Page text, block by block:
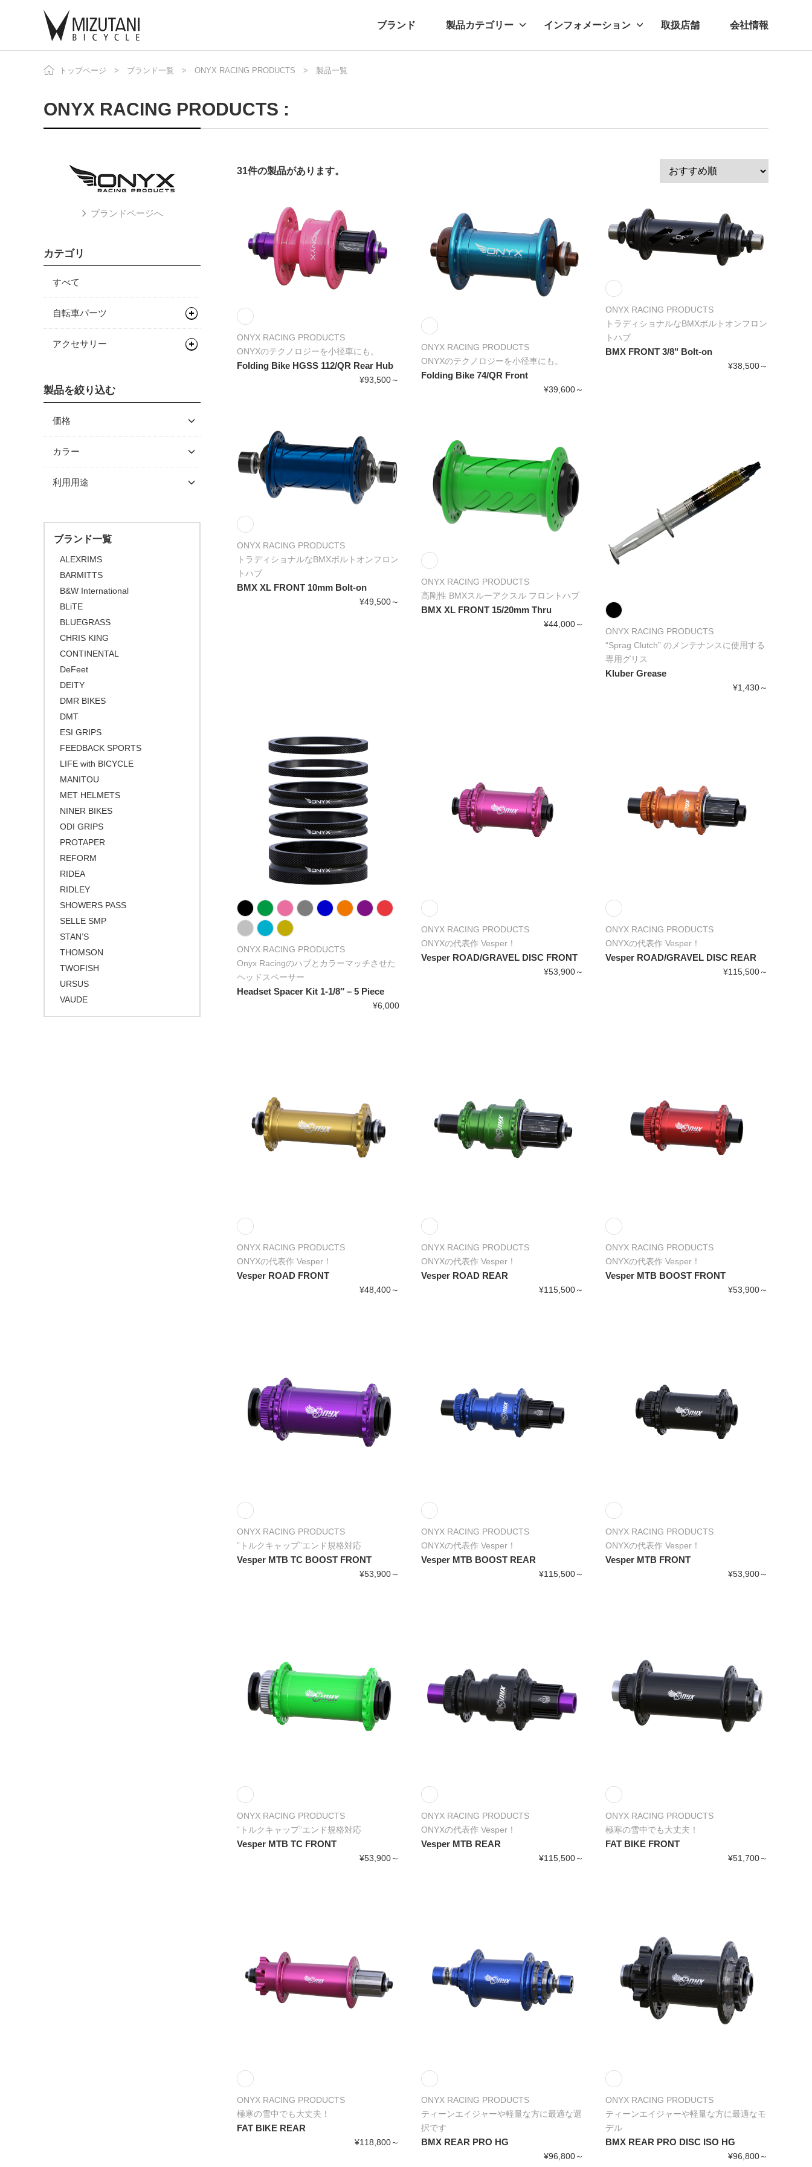
ブランド 製品カテゴリー
自転車 自転車パーツ
インフォメーション
ニュース プレスリリース
取扱店舗 会社情報
トップページ ブランド一覧 ONYX RACING PRODUCTS 製品一覧
ONYX RACING PRODUCTS :
31件の製品があります。
ONYX RACING PRODUCTS
ONYXのテクノロジーを小径車にも。
Folding Bike HGSS 112/QR Rear Hub
¥93,500～
ONYX RACING PRODUCTS
ONYXのテクノロジーを小径車にも。
Folding Bike 74/QR Front
¥39,600～
ONYX RACING PRODUCTS
トラディショナルなBMXボルトオンフロン
トハブ
BMX FRONT 3/8" Bolt-on
¥38,500～
ONYX RACING PRODUCTS
トラディショナルなBMXボルトオンフロン
トハブ
BMX XL FRONT 10mm Bolt-on
¥49,500～
ONYX RACING PRODUCTS
高剛性 BMXスルーアクスル フロントハブ
BMX XL FRONT 15/20mm Thru
¥44,000～
ONYX RACING PRODUCTS
“Sprag Clutch” のメンテナンスに使用する
専用グリス
Kluber Grease
¥1,430～
ONYX RACING PRODUCTS
Onyx Racingのハブとカラーマッチさせた
ヘッドスペーサー
Headset Spacer Kit 1-1/8″ – 5 Piece
¥6,000
ONYX RACING PRODUCTS
ONYXの代表作 Vesper！
Vesper ROAD/GRAVEL DISC FRONT
¥53,900～
ONYX RACING PRODUCTS
ONYXの代表作 Vesper！
Vesper ROAD/GRAVEL DISC REAR
¥115,500～
ONYX RACING PRODUCTS
ONYXの代表作 Vesper！
Vesper ROAD FRONT
¥48,400～
ONYX RACING PRODUCTS
ONYXの代表作 Vesper！
Vesper ROAD REAR
¥115,500～
ONYX RACING PRODUCTS
ONYXの代表作 Vesper！
Vesper MTB BOOST FRONT
¥53,900～
ONYX RACING PRODUCTS
”トルクキャップ”エンド規格対応
Vesper MTB TC BOOST FRONT
¥53,900～
ONYX RACING PRODUCTS
ONYXの代表作 Vesper！
Vesper MTB BOOST REAR
¥115,500～
ONYX RACING PRODUCTS
ONYXの代表作 Vesper！
Vesper MTB FRONT
¥53,900～
ONYX RACING PRODUCTS
”トルクキャップ”エンド規格対応
Vesper MTB TC FRONT
¥53,900～
ONYX RACING PRODUCTS
ONYXの代表作 Vesper！
Vesper MTB REAR
¥115,500～
ONYX RACING PRODUCTS
極寒の雪中でも大丈夫！
FAT BIKE FRONT
¥51,700～
ONYX RACING PRODUCTS
極寒の雪中でも大丈夫！
FAT BIKE REAR
¥118,800～
ONYX RACING PRODUCTS
ティーンエイジャーや軽量な方に最適な選
択です
BMX REAR PRO HG
¥96,800～
ONYX RACING PRODUCTS
ティーンエイジャーや軽量な方に最適なモ
デル
BMX REAR PRO DISC ISO HG
¥96,800～
ブランドページへ
カテゴリ
すべて
自転車パーツ
ハンドル/ステム
フロントハブ
関連パーツ
スプロケット/コグ/ディレイ
ラー
シングルコグ
アクセサリー
グリース/ルブ
製品を絞り込む
価格
～ \5,000
\5,001 ～ 10,000
\10,001 ～ 20,000
\30,001 ～ 50,000
\50,001 ～
カラー
利用用途
ブランド一覧
ALEXRIMS
BARMITTS
B&W International
BLiTE
BLUEGRASS
CHRIS KING
CONTINENTAL
DeFeet
DEITY
DMR BIKES
DMT
ESI GRIPS
FEEDBACK SPORTS
LIFE with BICYCLE
MANITOU
MET HELMETS
NINER BIKES
ODI GRIPS
PROTAPER
REFORM
RIDEA
RIDLEY
SHOWERS PASS
SELLE SMP
STAN’S
THOMSON
TWOFISH
URSUS
VAUDE